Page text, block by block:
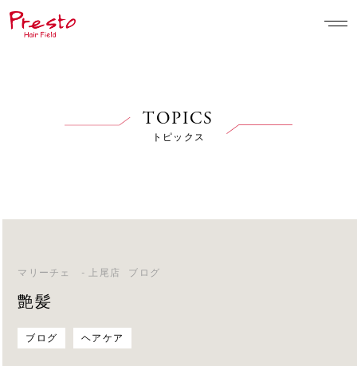
TOPICS
トピックス
マリーチェ - 上尾店 ブログ
艶髪
ブログ ヘアケア